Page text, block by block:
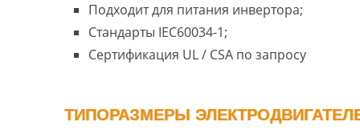
Подходит для питания инвертора;
Стандарты IEC60034-1;
Сертификация UL / CSA по запросу
ТИПОРАЗМЕРЫ